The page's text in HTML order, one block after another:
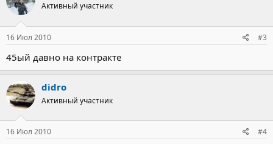
Активный участник
16 Июл 2010 #3
45ый давно на контракте
didro
Активный участник
16 Июл 2010 #4